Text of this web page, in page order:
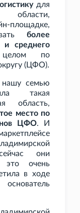
для
области,
площадке,
более
и среднего
по
(ЦФО).
нашу семью
такая
область,
место по
ЦФО. И
они
очень
в ходе